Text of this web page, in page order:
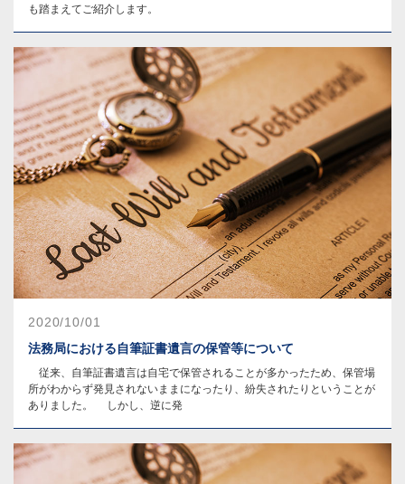
も踏まえてご紹介します。
2020/10/01
法務局における自筆証書遺言の保管等について
従来、自筆証書遺言は自宅で保管されることが多かったため、保管場
所がわからず発見されないままになったり、紛失されたりということが
ありました。 しかし、逆に発